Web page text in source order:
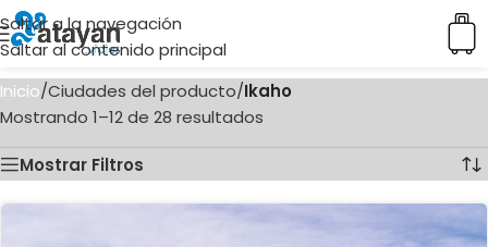
Saltar a la navegación
Saltar al contenido principal
Inicio/Ciudades del producto/Ikaho
Mostrando 1–12 de 28 resultados
Mostrar Filtros